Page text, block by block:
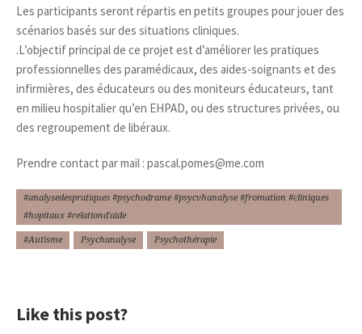
Les participants seront répartis en petits groupes pour jouer des
scénarios basés sur des situations cliniques.
.L’objectif principal de ce projet est d’améliorer les pratiques
professionnelles des paramédicaux, des aides-soignants et des
infirmières, des éducateurs ou des moniteurs éducateurs, tant
en milieu hospitalier qu’en EHPAD, ou des structures privées, ou
des regroupement de libéraux.
Prendre contact par mail : pascal.pomes@me.com
#analysedespratiques #psychodrame #psycvhanalyse #fromation #cliniques
#hopitaux #relationd'aide
#Autisme Psychanalyse Psychothérapie
Like this post?